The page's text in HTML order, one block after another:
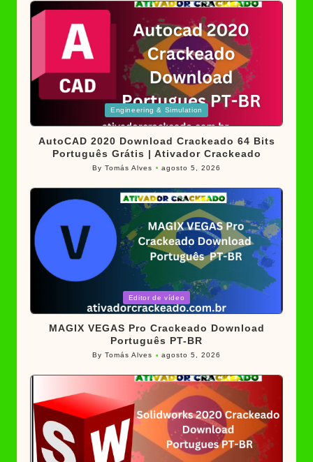
in
Engineering & Simulation
AutoCAD 2020 Download Crackeado 64 Bits
Português Grátis | Ativador Crackeado
Posted
ByTomás Alves agosto 5, 2026
in
Editor de vídeo
MAGIX VEGAS Pro Crackeado Download
Português PT-BR
Posted
ByTomás Alves agosto 5, 2026